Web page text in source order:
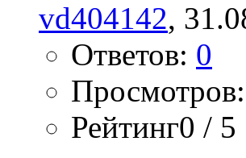
vd404142,
Ответов: 0
Рейтинг0 / 5